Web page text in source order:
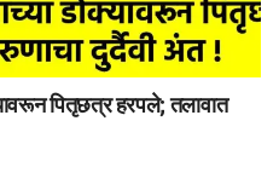
पितृछत्र हरपले; तलावात